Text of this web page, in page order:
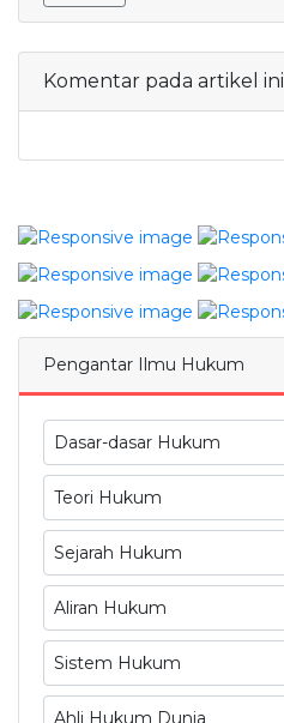
Komentar pada artikel ini
Pengantar Ilmu Hukum
Dasar-dasar Hukum
Teori Hukum
Sejarah Hukum
Aliran Hukum
Sistem Hukum
Ahli Hukum Dunia